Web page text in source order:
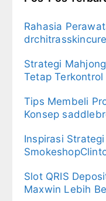
Rahasia
Strategi
Tetap Terkontrol
Tips Membeli
Konsep
Inspirasi
Slot QRIS
Maxwin Lebih